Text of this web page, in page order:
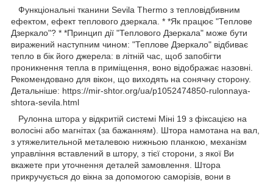
Функціональні тканини Sevila Thermo з тепловідбивним
ефектом, ефект теплового дзеркала. * *Як працює "Теплове
Дзеркало"? * *Принцип дії "Теплового Дзеркала" може бути
виражений наступним чином: "Теплове Дзеркало" відбиває
тепло в бік його джерела: в літній час, щоб запобігти
проникнення тепла в приміщення, воно відображає назовні.
Рекомендовано для вікон, що виходять на сонячну сторону.
Детальніше: https://mir-shtor.org/ua/p1052474850-rulonnaya-
shtora-sevila.html
Рулонна штора у відкритій системі Міні 19 з фіксацією на
волосіні або магнітах (за бажанням). Штора намотана на вал,
з утяжелительной металевою нижньою планкою, механізм
управління вставлений в штору, з тієї сторони, з якої Ви
вкажете при уточнення деталей замовлення. Штора
прикручується до вікна за допомогою саморізів, вони в